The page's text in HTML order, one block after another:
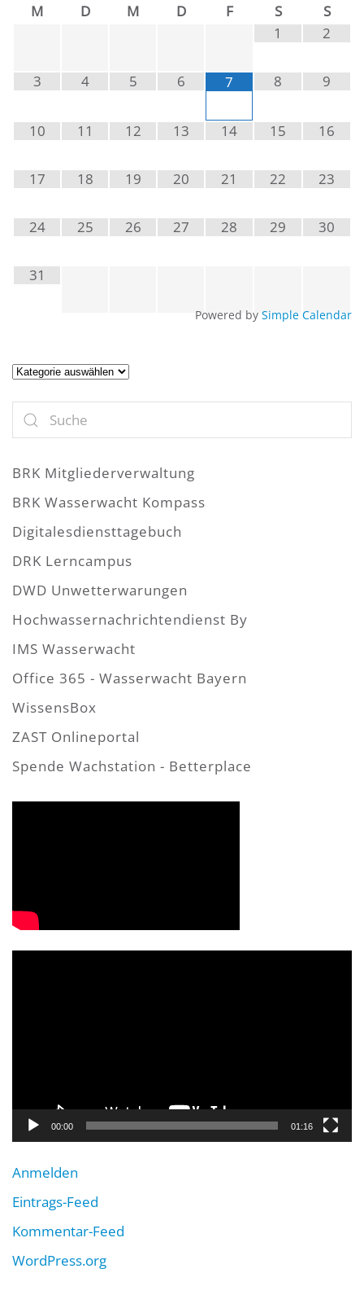
M D M D F S
S
1
2
3 4 5 6 7 8 9
10 11 12 13 14 15 16
17 18 19 20 21 22 23
24 25 26 27 28 29 30
31
Powered by Simple Calendar
Artikel
BRK Mitgliederverwaltung
BRK Wasserwacht Kompass
Digitalesdiensttagebuch
DRK Lerncampus
DWD Unwetterwarungen
Hochwassernachrichtendienst By
IMS Wasserwacht
Office 365 - Wasserwacht Bayern
WissensBox
ZAST Onlineportal
Spende Wachstation - Betterplace
00:00 01:16
Anmelden
Eintrags-Feed
Kommentar-Feed
WordPress.org